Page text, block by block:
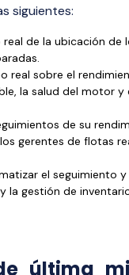
siguientes:
de la ubicación de
real sobre el
la salud del motor
de su
gerentes de flotas
el seguimiento
la gestión de
última